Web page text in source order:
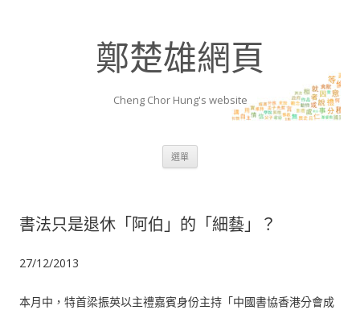
鄭楚雄網頁
Cheng Chor Hung's website
選單
書法只是退休「阿伯」的「細藝」？
27/12/2013
本月中，特首梁振英以主禮嘉賓身份主持「中國書協香港分會成